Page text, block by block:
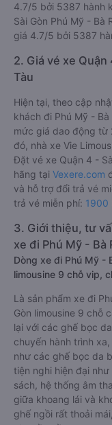
4.7/5 bởi 5387 hành
Sài Gòn Phú Mỹ - Bà
giá 4.7/5 bởi 5387
2. Giá vé xe Quận
Tàu
Hiện tại, theo cập
khách đi Phú Mỹ -
mức giá dao động
đó, nhà xe Vie
Đặt vé xe Quận 4 -
hãng tại Vexere.com
và hỗ trợ đổi trả vé
trả vé miễn phí: 1900
3. Giới thiệu, tư
xe đi Phú Mỹ - Bà
Dòng xe đi Phú Mỹ -
limousine 9 chỗ vip,
Là sản phẩm xe đi
Gòn limousine 9 chỗ
lại với các ghế bọc
chuyến hành trình
như các ghế bọc da
tiện nghi hiện đại
sách, hệ thống âm
giữa khoang lái và
ghế ngồi rất thoải